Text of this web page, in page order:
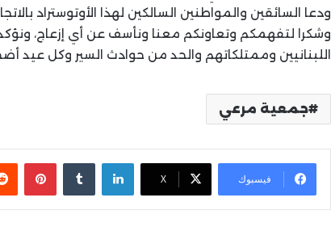
ودعا السائقين والمواطنين السالكين لهذا الأوتوستراد
وشكرا لتفهمكم وتعاونكم معنا ونأسف عن أي إزعاج،
اللبنانيين وممتلكاتهم والحد من حوادث السير وكل عيد
جمعية مرعي
فيسبوك X
لينكدإن